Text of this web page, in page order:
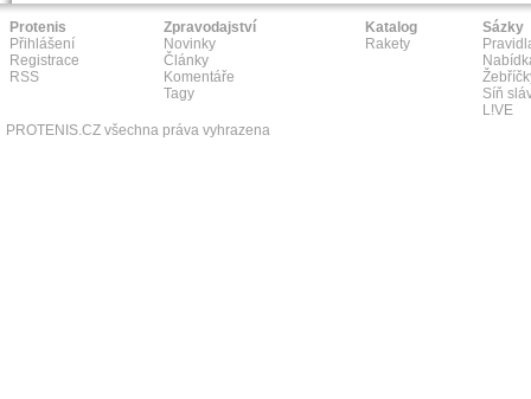
Protenis
Přihlášení
Registrace
RSS
Zpravodajství
Novinky
Články
Komentáře
Tagy
Katalog
Rakety
Sázky
Síň
L!VE
PROTENIS.CZ všechna práva vyhrazena